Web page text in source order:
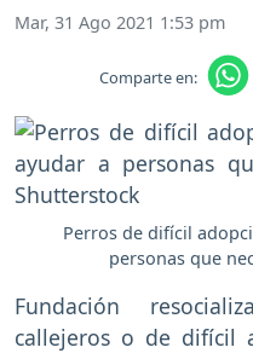
Mar, 31 Ago 2021 1:53 pm
Comparte en:
Perros de difícil
personas que
Fundación
callejeros o de difícil